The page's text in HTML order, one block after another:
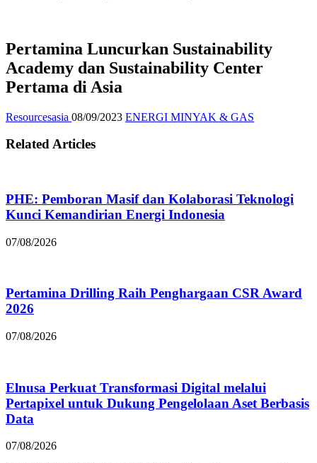
Pertamina Luncurkan Sustainability
Academy dan Sustainability Center
Pertama di Asia
Resourcesasia 08/09/2023 ENERGI MINYAK & GAS
Related Articles
PHE: Pemboran Masif dan Kolaborasi Teknologi
Kunci Kemandirian Energi Indonesia
07/08/2026
Pertamina Drilling Raih Penghargaan CSR Award
2026
07/08/2026
Elnusa Perkuat Transformasi Digital melalui
Pertapixel untuk Dukung Pengelolaan Aset Berbasis
Data
07/08/2026